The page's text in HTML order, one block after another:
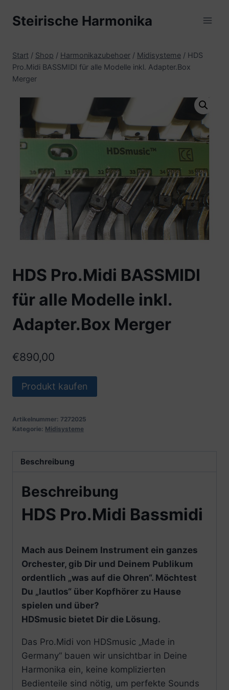
InhaltSteirische Harmonika
Start / Shop / Harmonikazubehoer / Midisysteme / HDS
Pro.Midi BASSMIDI für alle Modelle inkl. Adapter.Box
Merger
HDS Pro.Midi BASSMIDI
für alle Modelle inkl.
Adapter.Box Merger
€890,00
Produkt kaufen
Artikelnummer: 7272025
Kategorie: Midisysteme
Beschreibung
Beschreibung
HDS Pro.Midi Bassmidi
Mach aus Deinem Instrument ein ganzes
Orchester, gib Dir und Deinem Publikum
ordentlich „was auf die Ohren“. Möchtest
Du „lautlos“ über Kopfhörer zu Hause
spielen und über?
HDSmusic bietet Dir die Lösung.
Das Pro.Midi von HDSmusic „Made in
Germany“ bauen wir unsichtbar in Deine
Harmonika ein, keine komplizierten
Bedienteile sind nötig, um perfekte Sounds